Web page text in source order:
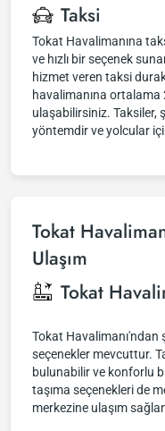
Taksi
Tokat Havalimanına
ve hızlı bir seçenek
hizmet veren taksi
havalimanına ortalama
ulaşabilirsiniz. Taksiler,
yöntemdir ve yolcular
Tokat
Ulaşım
Tokat
Tokat Havalimanı'ndan
seçenekler mevcuttur.
bulunabilir ve konforlu
taşıma seçenekleri de
merkezine ulaşım